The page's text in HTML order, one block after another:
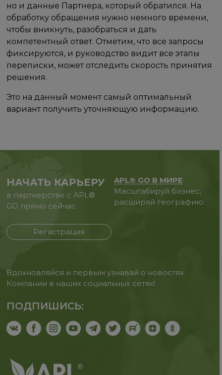
но и данные Партнера, который обратился. На
обработку обращения нужно немного времени,
чтобы вникнуть, разобраться и дать
компетентный ответ. Отметим, что все запросы
фиксируются, и руководство видит все этапы
переписки, может отследить скорость принятия
решения.
Это на данный момент самый оптимальный
вариант получить уточняющую информацию.
НАЧАТЬ КАРЬЕРУ
в партнерстве с APL®
GO прямо сейчас
Регистрация
APL® GO В МИРЕ
Масштабируй бизнес,
расширяй географию.
Вдохновляйся и первым узнавай о новостях
Компании в наших социальных сетях!
ПОДПИШИСЬ: